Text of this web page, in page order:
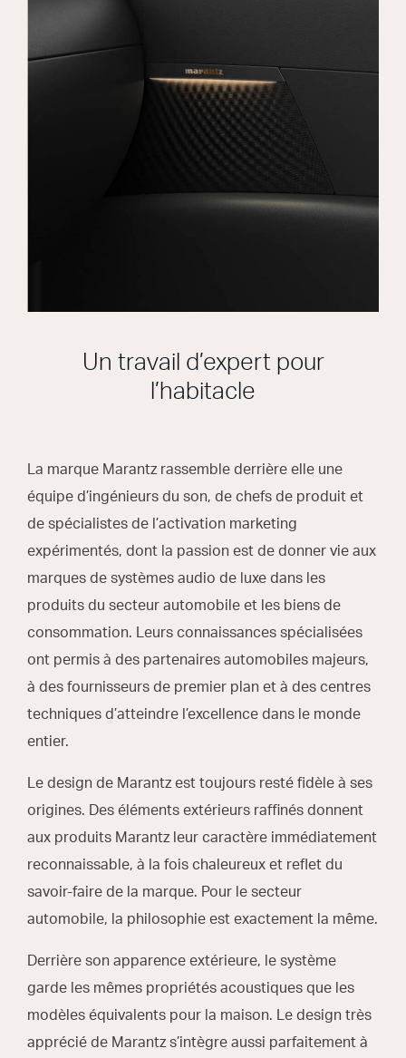
Un travail d’expert pour
l’habitacle
La marque Marantz rassemble derrière elle une
équipe d’ingénieurs du son, de chefs de produit et
de spécialistes de l’activation marketing
expérimentés, dont la passion est de donner vie aux
marques de systèmes audio de luxe dans les
produits du secteur automobile et les biens de
consommation. Leurs connaissances spécialisées
ont permis à des partenaires automobiles majeurs,
à des fournisseurs de premier plan et à des centres
techniques d’atteindre l’excellence dans le monde
entier.
Le design de Marantz est toujours resté fidèle à ses
origines. Des éléments extérieurs raffinés donnent
aux produits Marantz leur caractère immédiatement
reconnaissable, à la fois chaleureux et reflet du
savoir-faire de la marque. Pour le secteur
automobile, la philosophie est exactement la même.
Derrière son apparence extérieure, le système
garde les mêmes propriétés acoustiques que les
modèles équivalents pour la maison. Le design très
apprécié de Marantz s’intègre aussi parfaitement à